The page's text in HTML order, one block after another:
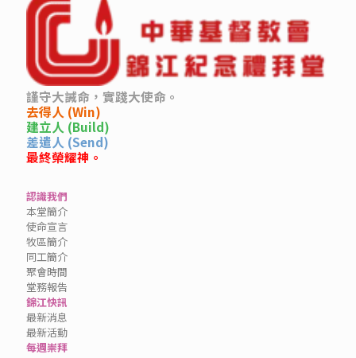
謹守大誡命，實踐大使命。
去得人 (Win)
建立人 (Build)
差遣人 (Send)
最終榮耀神。
認識我們
本堂簡介
使命宣言
牧區簡介
同工簡介
聚會時間
堂務報告
錦江快訊
最新消息
最新活動
每週崇拜